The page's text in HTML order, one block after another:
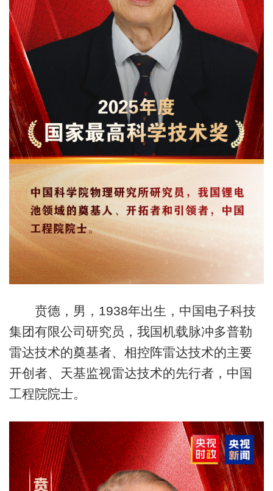
贲德，男，1938年出生，中国电子科技
集团有限公司研究员，我国机载脉冲多普勒
雷达技术的奠基者、相控阵雷达技术的主要
开创者、天基监视雷达技术的先行者，中国
工程院院士。